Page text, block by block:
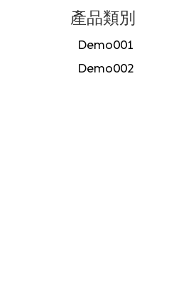
產品類別
Demo001
Demo002